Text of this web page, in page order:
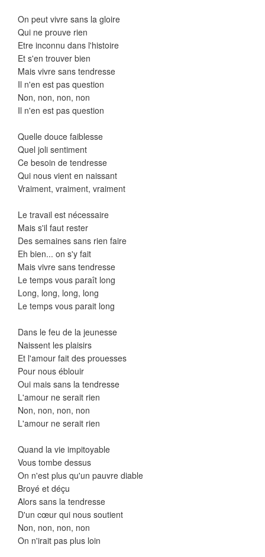
On peut vivre sans la gloire
Qui ne prouve rien
Etre inconnu dans l'histoire
Et s'en trouver bien
Mais vivre sans tendresse
Il n'en est pas question
Non, non, non, non
Il n'en est pas question
Quelle douce faiblesse
Quel joli sentiment
Ce besoin de tendresse
Qui nous vient en naissant
Vraiment, vraiment, vraiment
Le travail est nécessaire
Mais s'il faut rester
Des semaines sans rien faire
Eh bien... on s'y fait
Mais vivre sans tendresse
Le temps vous paraît long
Long, long, long, long
Le temps vous parait long
Dans le feu de la jeunesse
Naissent les plaisirs
Et l'amour fait des prouesses
Pour nous éblouir
Oui mais sans la tendresse
L'amour ne serait rien
Non, non, non, non
L'amour ne serait rien
Quand la vie impitoyable
Vous tombe dessus
On n'est plus qu'un pauvre diable
Broyé et déçu
Alors sans la tendresse
D'un cœur qui nous soutient
Non, non, non, non
On n'irait pas plus loin